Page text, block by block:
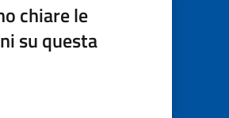
chiare le
su questa